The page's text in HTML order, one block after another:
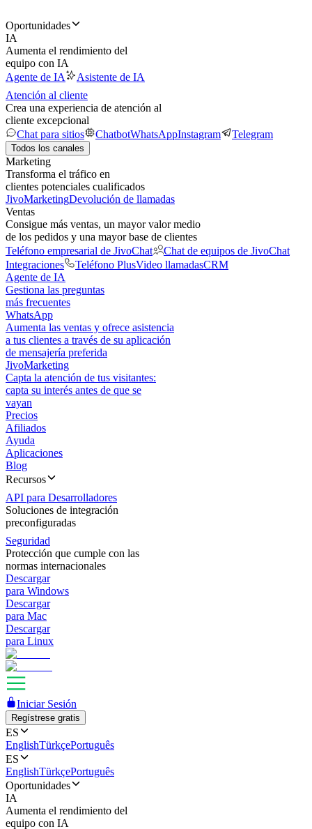
Oportunidades
IA
Aumenta el rendimiento del
equipo con IA
Agente de IA
Asistente de IA
Atención al cliente
Crea una experiencia de atención al
cliente excepcional
Chat para sitios
ChatbotWhatsAppInstagram Telegram
Todos los canales
Marketing
Transforma el tráfico en
clientes potenciales cualificados
JivoMarketingDevolución de llamadas
Ventas
Consigue más ventas, un mayor valor medio
de los pedidos y una mayor base de clientes
Teléfono empresarial de JivoChat
Chat de equipos de JivoChat
Integraciones
Teléfono PlusVideo llamadasCRM
Agente de IA
Gestiona las preguntas
más frecuentes
WhatsApp
Aumenta las ventas y ofrece asistencia
a tus clientes a través de su aplicación
de mensajería preferida
JivoMarketing
Capta la atención de tus visitantes:
capta su interés antes de que se
vayan
Precios
Afiliados
Ayuda
Aplicaciones
Blog
Recursos
API para Desarrolladores
Soluciones de integración
preconfiguradas
Seguridad
Protección que cumple con las
normas internacionales
Descargar
para Windows
Descargar
para Mac
Descargar
para Linux
Iniciar Sesión
Regístrese gratis
ES
EnglishTürkçePortuguês
ES
EnglishTürkçePortuguês
Oportunidades
IA
Aumenta el rendimiento del
equipo con IA